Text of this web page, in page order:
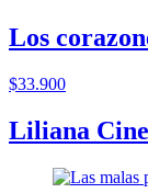
Los
$33.900
Liliana